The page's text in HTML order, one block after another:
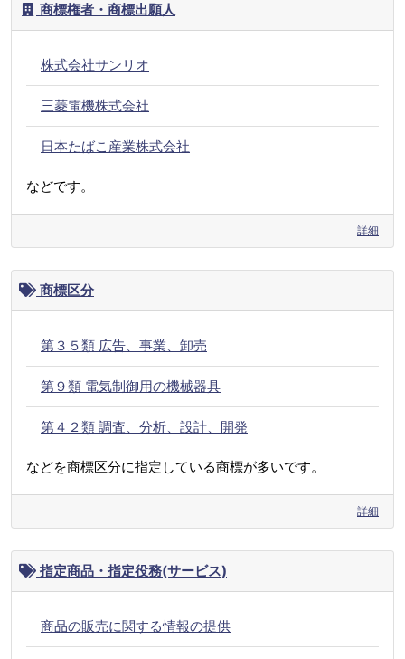
商標権者・商標出願人
株式会社サンリオ
三菱電機株式会社
日本たばこ産業株式会社
などです。
詳細
商標区分
第３５類 広告、事業、卸売
第９類 電気制御用の機械器具
第４２類 調査、分析、設計、開発
などを商標区分に指定している商標が多いです。
詳細
指定商品・指定役務(サービス)
商品の販売に関する情報の提供